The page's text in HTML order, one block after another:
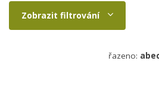
Zobrazit filtrování
řazeno: